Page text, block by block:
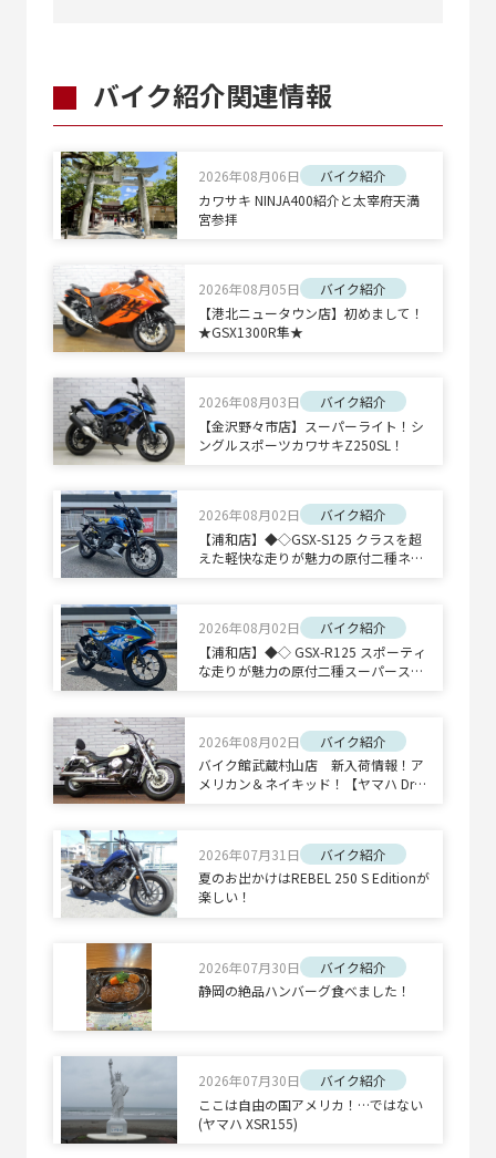
バイク紹介関連情報
2026年08月06日
バイク紹介
カワサキ NINJA400紹介と太宰府天満
宮参拝
2026年08月05日
バイク紹介
【港北ニュータウン店】初めまして！
★GSX1300R隼★
2026年08月03日
バイク紹介
【金沢野々市店】スーパーライト！シ
ングルスポーツカワサキZ250SL！
2026年08月02日
バイク紹介
【浦和店】◆◇GSX-S125 クラスを超
えた軽快な走りが魅力の原付二種ネイ
2026年08月02日
バイク紹介
【浦和店】◆◇ GSX-R125 スポーティ
な走りが魅力の原付二種スーパースポ
2026年08月02日
バイク紹介
バイク館武蔵村山店 新入荷情報！ア
メリカン＆ネイキッド！【ヤマハ Drag
2026年07月31日
バイク紹介
夏のお出かけはREBEL 250 S Editionが
楽しい！
2026年07月30日
バイク紹介
静岡の絶品ハンバーグ食べました！
2026年07月30日
バイク紹介
ここは自由の国アメリカ！…ではない
(ヤマハ XSR155)